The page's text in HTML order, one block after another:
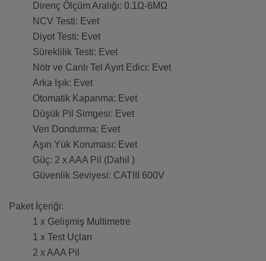
Direnç Ölçüm Aralığı: 0.1Ω-6MΩ
NCV Testi: Evet
Diyot Testi: Evet
Süreklilik Testi: Evet
Nötr ve Canlı Tel Ayırt Edici: Evet
Arka Işık: Evet
Otomatik Kapanma: Evet
Düşük Pil Simgesi: Evet
Veri Dondurma: Evet
Aşırı Yük Koruması: Evet
Güç: 2 x AAA Pil (Dahil )
Güvenlik Seviyesi: CATIII 600V
Paket İçeriği:
1 x Gelişmiş Multimetre
1 x Test Uçları
2 x AAA Pil